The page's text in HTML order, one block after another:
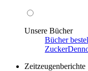
Unsere Bücher
Bücher
Zucker
Zeitzeugenberichte